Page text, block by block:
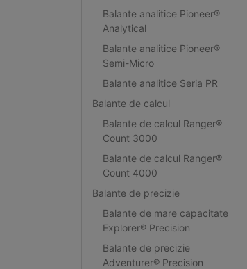
Balante analitice Pioneer®
Analytical
Balante analitice Pioneer®
Semi-Micro
Balante analitice Seria PR
Balante de calcul
Balante de calcul Ranger®
Count 3000
Balante de calcul Ranger®
Count 4000
Balante de precizie
Balante de mare capacitate
Explorer® Precision
Balante de precizie
Adventurer® Precision